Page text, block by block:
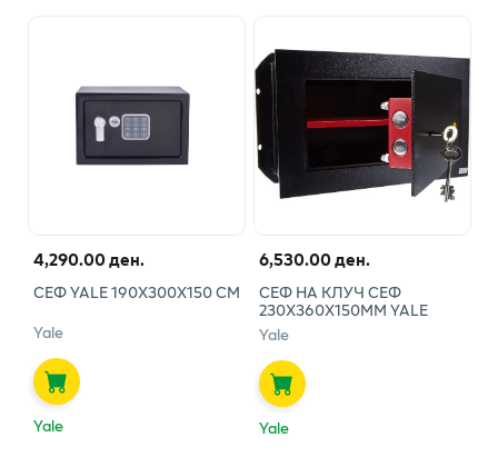
4,290.00 ден.
СЕФ YALE 190Х300Х150 СМ
Yale
Yale
6,530.00 ден.
СЕФ НА КЛУЧ СЕФ
230Х360Х150ММ YALE
Yale
Yale